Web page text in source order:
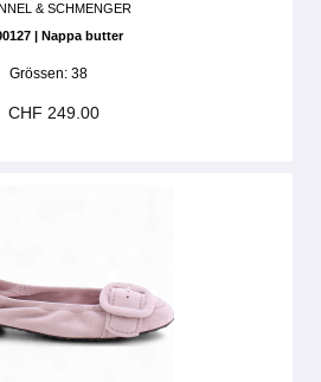
& SCHMENGER
| Nappa butter
Grössen: 38
CHF 249.00